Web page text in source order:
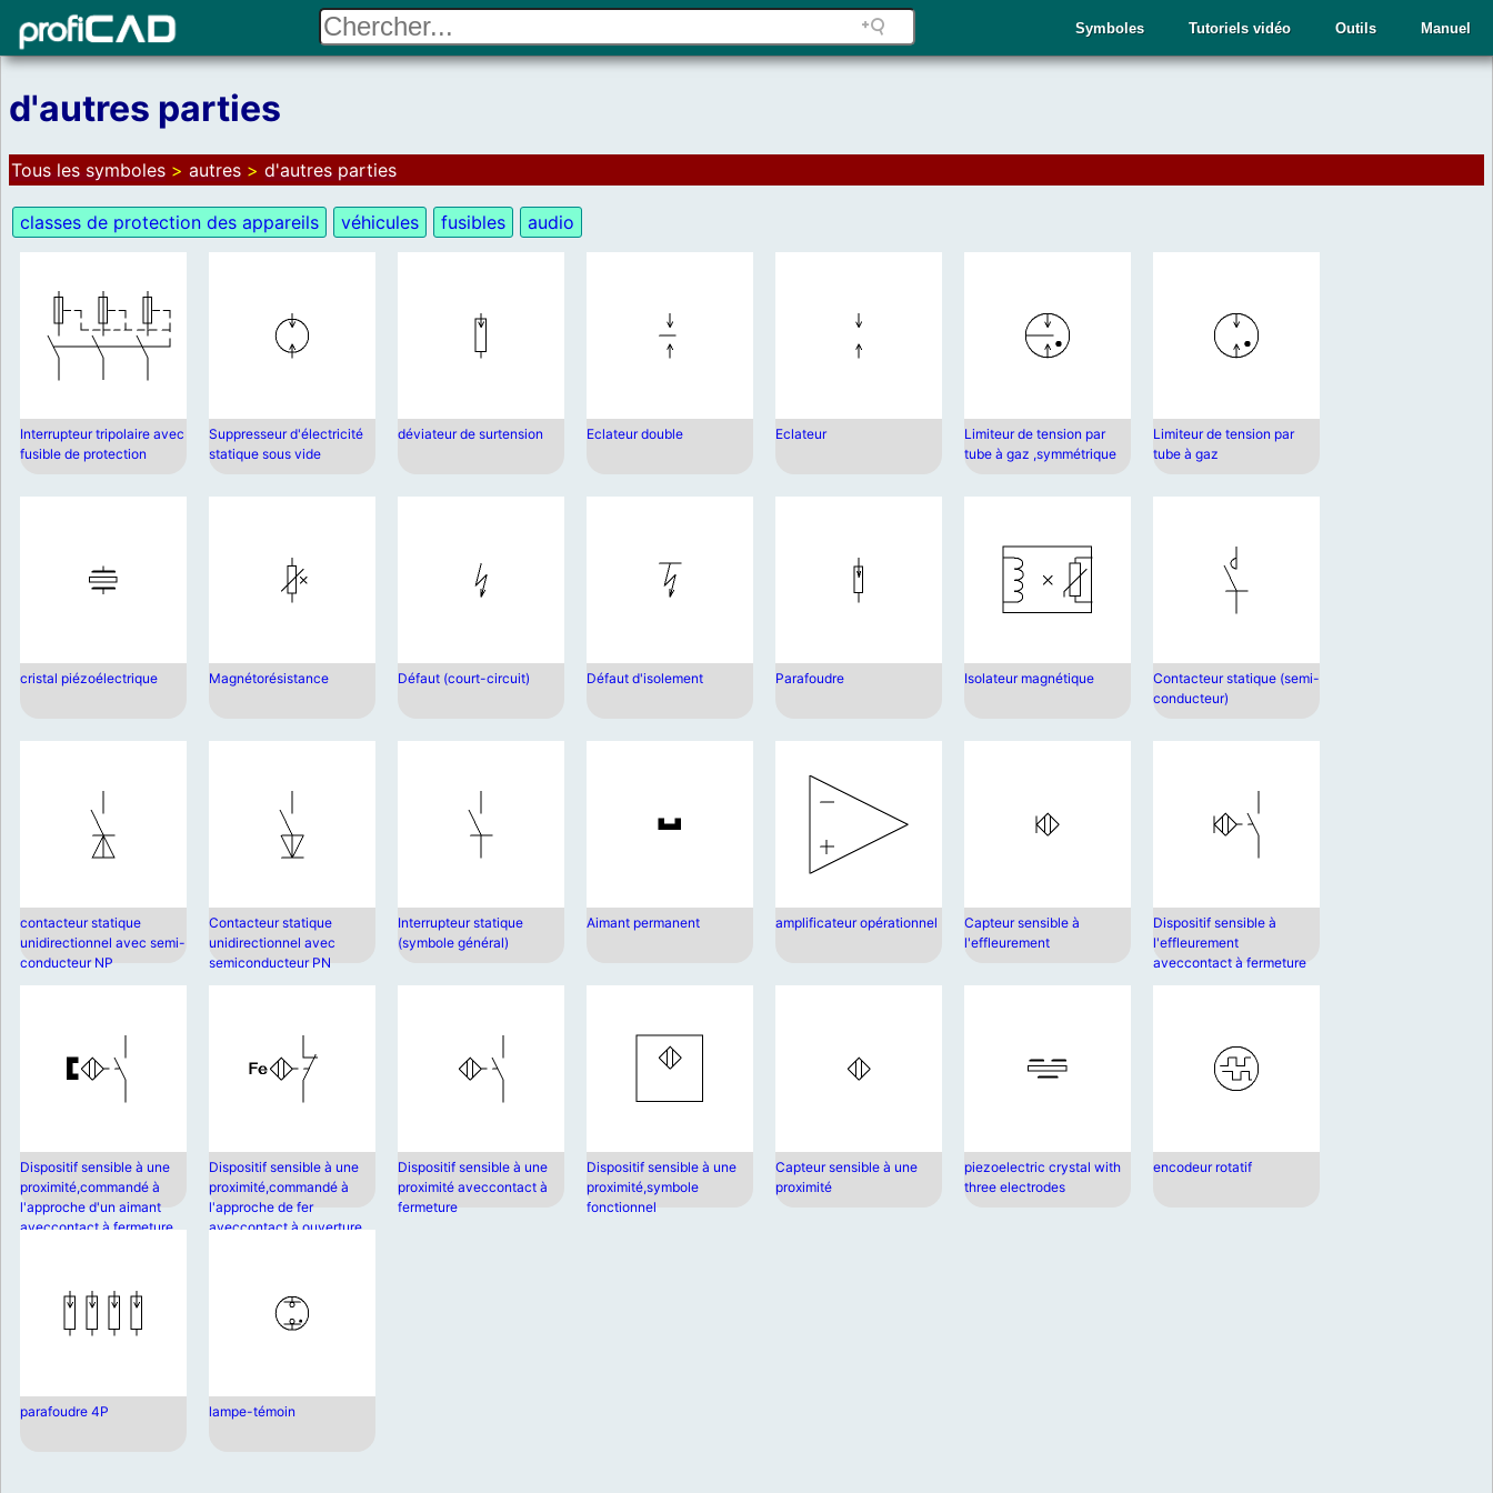
Manuel
Outils
Tutoriels vidéo
Symboles
d'autres parties
Tous les symboles > autres > d'autres parties
classes de protection des appareils véhicules fusibles audio
Interrupteur tripolaire avec
fusible de protection
Suppresseur d'électricité
statique sous vide
déviateur de surtension Eclateur double Eclateur
Limiteur de tension par
tube à gaz ,symmétrique
Limiteur de tension par
tube à gaz
cristal piézoélectrique Magnétorésistance Défaut (court-circuit) Défaut d'isolement Parafoudre Isolateur magnétique
Contacteur statique (semi-
conducteur)
contacteur statique
unidirectionnel avec semi-
conducteur NP
Contacteur statique
unidirectionnel avec
semiconducteur PN
Interrupteur statique
(symbole général)
Aimant permanent amplificateur opérationnel
Capteur sensible à
l'effleurement
Dispositif sensible à
l'effleurement
aveccontact à fermeture
Dispositif sensible à une
proximité,commandé à
l'approche d'un aimant
aveccontact à fermeture
Dispositif sensible à une
proximité,commandé à
l'approche de fer
aveccontact à ouverture
Dispositif sensible à une
proximité aveccontact à
fermeture
Dispositif sensible à une
proximité,symbole
fonctionnel
Capteur sensible à une
proximité
piezoelectric crystal with
three electrodes
encodeur rotatif
parafoudre 4P lampe-témoin